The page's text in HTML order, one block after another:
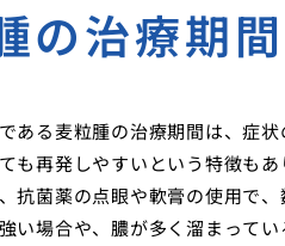
の治療期
ある麦粒腫の治療期間は、症
も再発しやすいという特徴も
抗菌薬の点眼や軟膏の使用で
い場合や、膿が多く溜まって